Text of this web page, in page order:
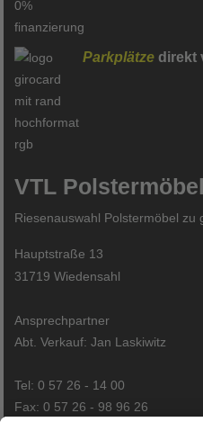
Parkplätze direkt
VTL
Riesenauswahl Polstermöbel zu
Hauptstraße 13
31719 Wiedensahl
Ansprechpartner
Abt. Verkauf: Jan Laskiwitz
Tel: 0 57 26 - 14 00
Fax: 0 57 26 - 98 96 26